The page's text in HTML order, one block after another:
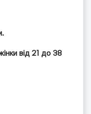
від 21 до 38